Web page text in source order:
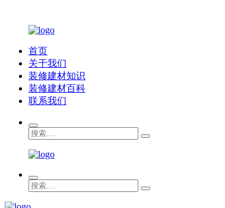
首页
关于我们
装修建材知识
装修建材百科
联系我们